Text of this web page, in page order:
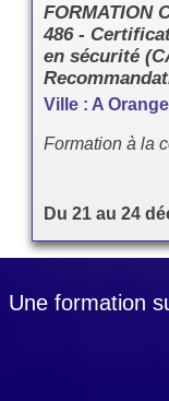
FORMATION
486 -
en sécurité
Ville : A
Formation à la
Du 21 au 24
Une formation